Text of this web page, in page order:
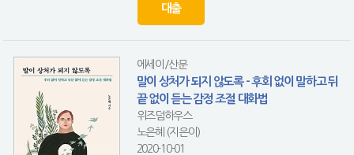
대출
에세이/산문
말이 상처가 되지 않도록 - 후회 없이 말하고 뒤
끝 없이 듣는 감정 조절 대화법
위즈덤하우스
노은혜 (지은이)
2020-10-01